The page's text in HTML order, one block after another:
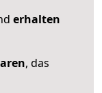
erhalten
, das